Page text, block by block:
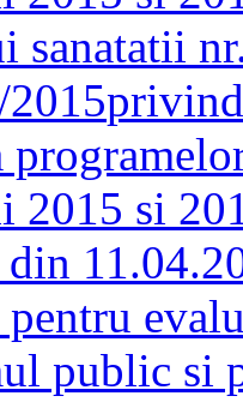
sanatatii
2015 si
public si